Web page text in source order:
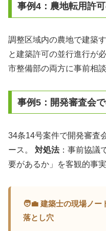
事例4：農地転用許
調整区域内の農地で建築
と建築許可の並行進行が
市整備部の両方に事前相談
事例5：開発審査会
34条14号案件で開発審査
ース。 対処法：事前協議
要があるか」を客観的事実
🧑‍💼 建築士の現場ノー
落とし穴